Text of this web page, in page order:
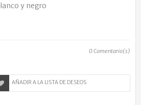
y negro
0Comentario(s)
AÑADIR A LA LISTA DE DESEOS